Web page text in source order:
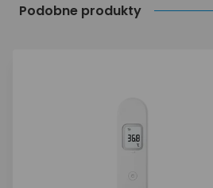
Podobne produkty